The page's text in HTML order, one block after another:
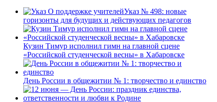
Указ № 498: новые
горизонты для будущих и действующих педагогов
Кузин Тимур исполнил гимн на главной сцене
«Российской студенческой весны» в Хабаровске
День России в общежитии № 1: творчество и единство